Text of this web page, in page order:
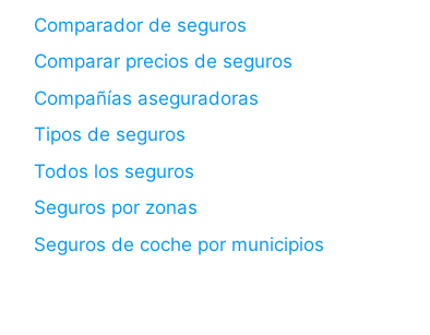
Comparador de seguros
Comparar precios de seguros
Compañías aseguradoras
Tipos de seguros
Todos los seguros
Seguros por zonas
Seguros de coche por municipios